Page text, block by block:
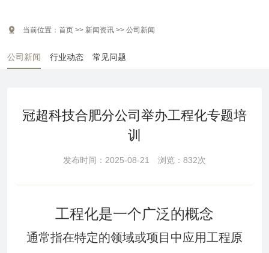
公司新闻 行业动态 常见问题
 当前位置： 首页 >> 新闻资讯 >> 公司新闻
冠超科技合肥分公司举办工程化专题培
训
发布时间：2025-08-21 浏览：832次
工程化是一个广泛的概念
通常指在特定的领域或项目中应用工程原